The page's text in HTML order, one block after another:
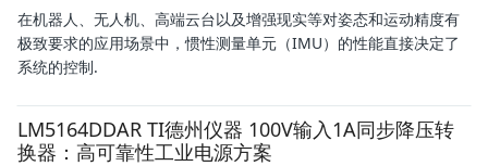
在机器人、无人机、高端云台以及增强现实等对姿态和运动精度有
极致要求的应用场景中，惯性测量单元（IMU）的性能直接决定了
系统的控制.
LM5164DDAR TI德州仪器 100V输入1A同步降压转
换器：高可靠性工业电源方案